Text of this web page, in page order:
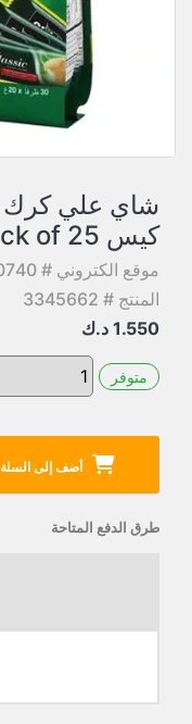
كيس Pack of 25
موقع الكتروني # 40740
المنتج # 3345662
1.550 د.ك
متوفر
أضف إلى السلة
طرق الدفع المتاحة